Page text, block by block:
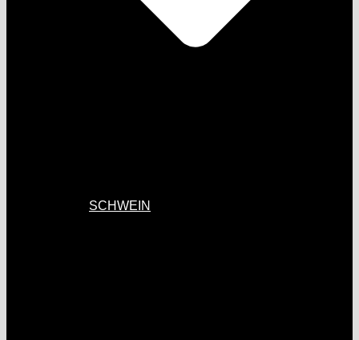
SCHWEIN